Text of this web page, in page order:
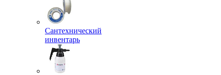
Сантехнический
инвентарь